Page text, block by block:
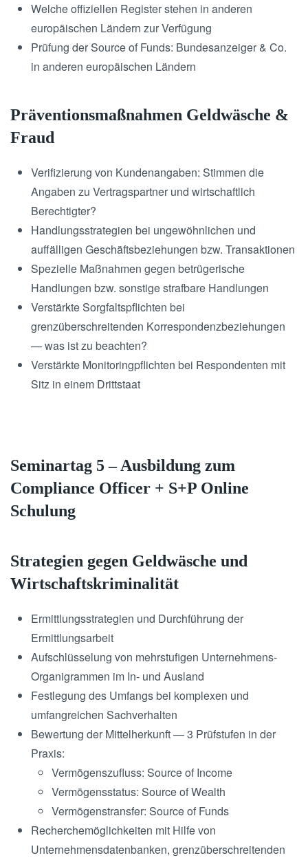
Welche offiziellen Register stehen in anderen
europäischen Ländern zur Verfügung
Prüfung der Source of Funds: Bundesanzeiger & Co.
in anderen europäischen Ländern
Präventionsmaßnahmen Geldwäsche &
Fraud
Verifizierung von Kundenangaben: Stimmen die
Angaben zu Vertragspartner und wirtschaftlich
Berechtigter?
Handlungsstrategien bei ungewöhnlichen und
auffälligen Geschäftsbeziehungen bzw. Transaktionen
Spezielle Maßnahmen gegen betrügerische
Handlungen bzw. sonstige strafbare Handlungen
Verstärkte Sorgfaltspflichten bei
grenzüberschreitenden Korrespondenzbeziehungen
— was ist zu beachten?
Verstärkte Monitoringpflichten bei Respondenten mit
Sitz in einem Drittstaat
Seminartag 5 – Ausbildung zum
Compliance Officer + S+P Online
Schulung
Strategien gegen Geldwäsche und
Wirtschaftskriminalität
Ermittlungsstrategien und Durchführung der
Ermittlungsarbeit
Aufschlüsselung von mehrstufigen Unternehmens-
Organigrammen im In- und Ausland
Festlegung des Umfangs bei komplexen und
umfangreichen Sachverhalten
Bewertung der Mittelherkunft — 3 Prüfstufen in der
Praxis:
Vermögenszufluss: Source of Income
Vermögensstatus: Source of Wealth
Vermögenstransfer: Source of Funds
Recherchemöglichkeiten mit Hilfe von
Unternehmensdatenbanken, grenzüberschreitenden